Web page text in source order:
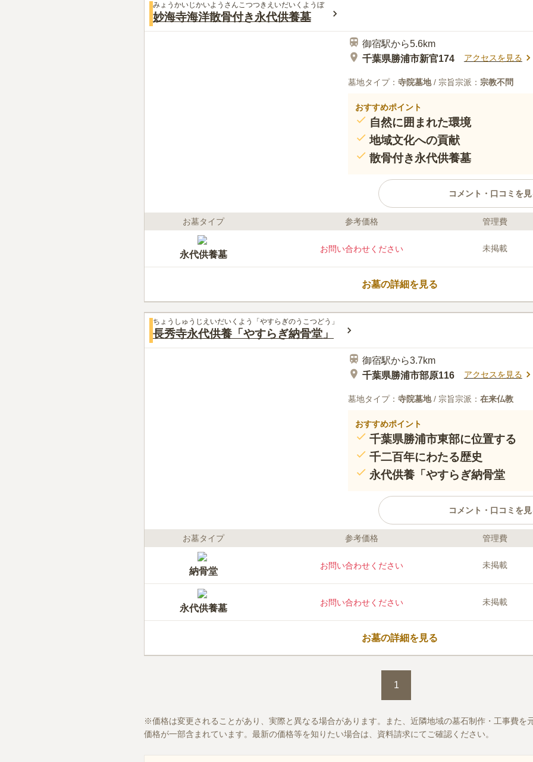
みょうかいじかいようさんこつつきえいだいくようぼ
妙海寺海洋散骨付き永代供養墓
御宿駅から5.6km
千葉県勝浦市新官174
アクセスを見る
墓地タイプ： 寺院墓地/ 宗旨宗派： 宗教不問
おすすめポイント
自然に囲まれた環境
地域文化への貢献
散骨付き永代供養墓
コメント・口コミを
口コミ評価
お墓タイプ 参考価格 管理費
永代供養墓
お問い合わせください 未掲載
お墓の詳細を見る
ちょうしゅうじえいだいくよう「やすらぎのうこつどう」
長秀寺永代供養「やすらぎ納骨堂」
御宿駅から3.7km
千葉県勝浦市部原116
アクセスを見る
墓地タイプ： 寺院墓地/ 宗旨宗派： 在来仏教
おすすめポイント
千葉県勝浦市東部に位置する
千二百年にわたる歴史
永代供養「やすらぎ納骨堂
コメント・口コミを
口コミ評価
お墓タイプ 参考価格 管理費
納骨堂
お問い合わせください 未掲載
永代供養墓
お問い合わせください 未掲載
お墓の詳細を見る
1
価格は変更されることがあり、実際と異なる場合があります。また、近隣地域の墓石制作・工事費を
価格が一部含まれています。最新の価格等を知りたい場合は、資料請求にてご確認ください。